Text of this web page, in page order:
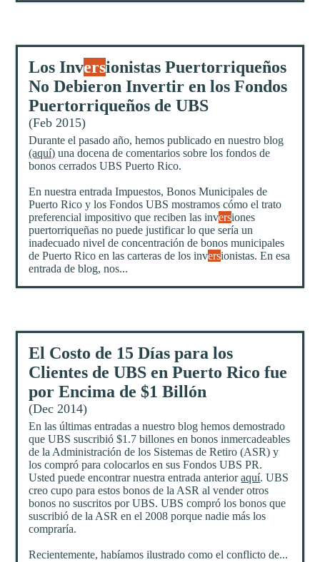
Los Inversionistas Puertorriqueños
No Debieron Invertir en los Fondos
Puertorriqueños de UBS
(Feb 2015)
Durante el pasado año, hemos publicado en nuestro blog
(aquí) una docena de comentarios sobre los fondos de
bonos cerrados UBS Puerto Rico.
En nuestra entrada Impuestos, Bonos Municipales de
Puerto Rico y los Fondos UBS mostramos cómo el trato
preferencial impositivo que reciben las inversiones
puertorriqueñas no puede justificar lo que sería un
inadecuado nivel de concentración de bonos municipales
de Puerto Rico en las carteras de los inversionistas. En esa
entrada de blog, nos...
El Costo de 15 Días para los
Clientes de UBS en Puerto Rico fue
por Encima de $1 Billón
(Dec 2014)
En las últimas entradas a nuestro blog hemos demostrado
que UBS suscribió $1.7 billones en bonos inmercadeables
de la Administración de los Sistemas de Retiro (ASR) y
los compró para colocarlos en sus Fondos UBS PR.
Usted puede encontrar nuestra entrada anterioraquí. UBS
creo cupo para estos bonos de la ASR al vender otros
bonos no suscritos por UBS. UBS compró los bonos que
suscribió de la ASR en el 2008 porque nadie más los
compraría.
Recientemente, habíamos ilustrado como el conflicto de...